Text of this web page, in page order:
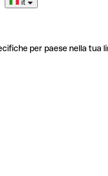
it
per paese nella tua